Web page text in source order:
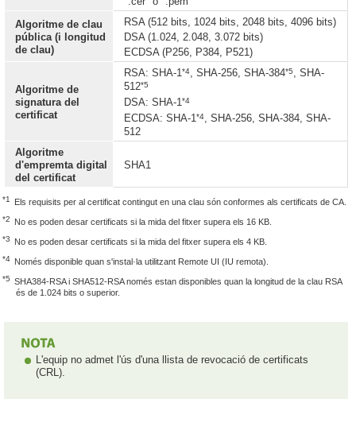
Algoritme de clau
pública (i longitud
de clau)
RSA (512 bits, 1024 bits, 2048 bits, 4096 bits)
DSA (1.024, 2.048, 3.072 bits)
ECDSA (P256, P384, P521)
Algoritme de
signatura del
certificat
RSA: SHA-1*4, SHA-256, SHA-384*5, SHA-
512*5
DSA: SHA-1*4
ECDSA: SHA-1*4, SHA-256, SHA-384, SHA-
512
Algoritme
d'empremta digital
del certificat
SHA1
*1 Els requisits per al certificat contingut en una clau són conformes als certificats de CA.
*2 No es poden desar certificats si la mida del fitxer supera els 16 KB.
*3 No es poden desar certificats si la mida del fitxer supera els 4 KB.
*4 Només disponible quan s'instal·la utilitzant Remote UI (IU remota).
*5 SHA384-RSA i SHA512-RSA només estan disponibles quan la longitud de la clau RSA
és de 1.024 bits o superior.
L'equip no admet l'ús d'una llista de revocació de certificats
(CRL).